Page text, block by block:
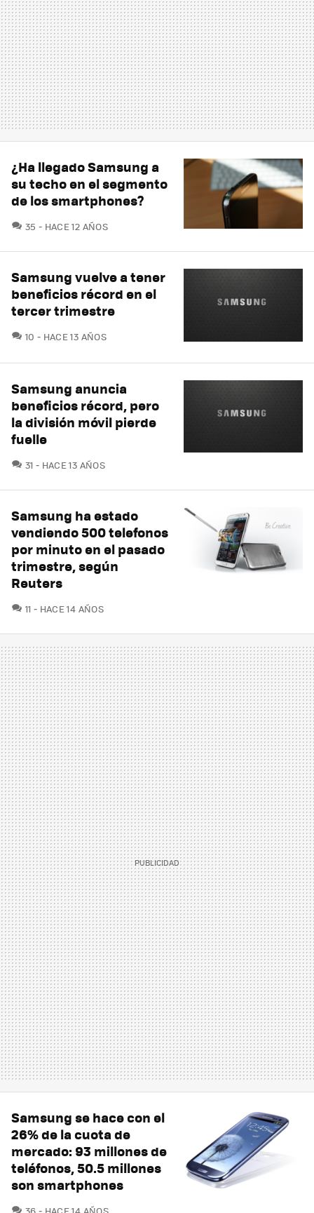
¿Ha llegado Samsung a
su techo en el segmento
de los smartphones?
35 COMENTARIOS
HACE 12 AÑOS
Samsung vuelve a tener
beneficios récord en el
tercer trimestre
10 COMENTARIOS
HACE 13 AÑOS
Samsung anuncia
beneficios récord, pero
la división móvil pierde
fuelle
31 COMENTARIOS
HACE 13 AÑOS
Samsung ha estado
vendiendo 500 telefonos
por minuto en el pasado
trimestre, según
Reuters
11 COMENTARIOS
HACE 14 AÑOS
Samsung se hace con el
26% de la cuota de
mercado: 93 millones de
teléfonos, 50.5 millones
son smartphones
36 COMENTARIOS
HACE 14 AÑOS